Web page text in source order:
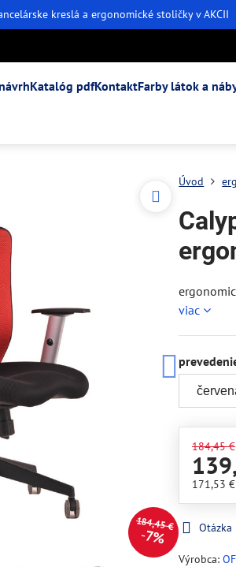
kreslá a ergonomické stoličky v AKCII
Katalóg pdfKontaktFarby látok a
184,45 €
7%
Úvod
viac
184,45 €
171,53
Výrobca: